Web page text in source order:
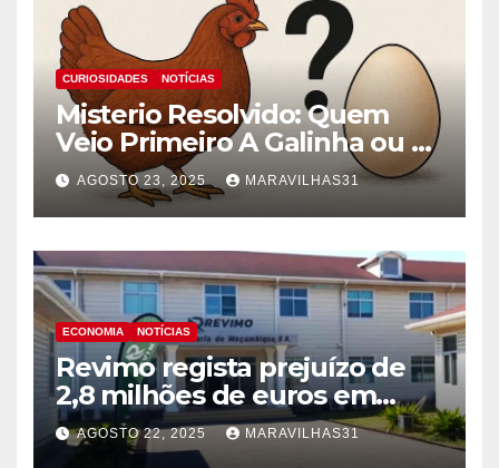
CURIOSIDADES NOTÍCIAS
Misterio Resolvido: Quem
Veio Primeiro A Galinha ou o
Ovo!
AGOSTO 23, 2025 MARAVILHAS31
ECONOMIA NOTÍCIAS
Revimo regista prejuízo de
2,8 milhões de euros em
2024 devido à crise pós-
eleitoral!
AGOSTO 22, 2025 MARAVILHAS31